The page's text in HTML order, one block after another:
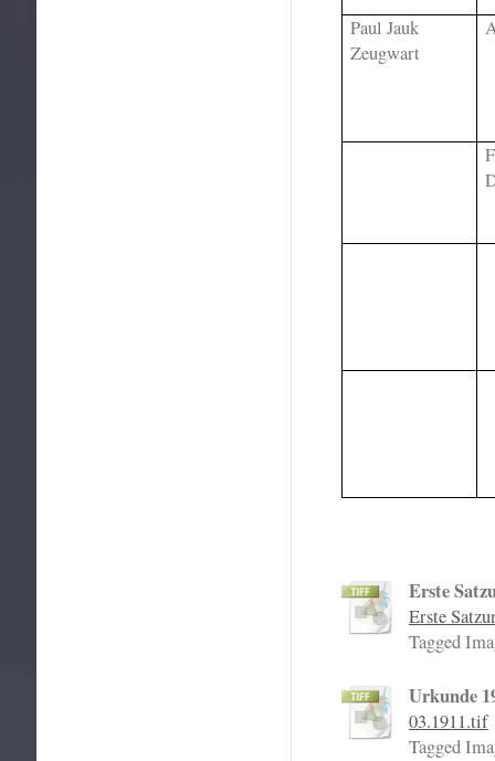
Paul Jauk
Zeugwart
Erste
Erste
Tagged
Urkunde
03.1911.tif
Tagged